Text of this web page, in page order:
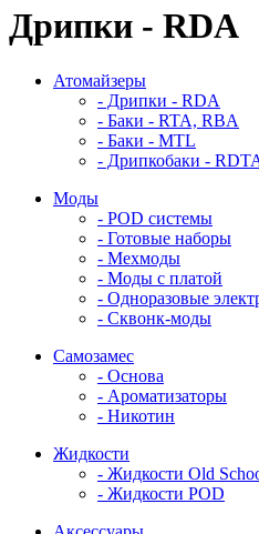
Дрипки - RDA
Атомайзеры
- Дрипки - RDA
- Баки - RTA, RBA
- Баки - MTL
- Дрипкобаки -
Моды
- POD системы
- Готовые наборы
- Мехмоды
- Моды с платой
- Одноразовые
- Сквонк-моды
Самозамес
- Основа
- Ароматизаторы
- Никотин
Жидкости
- Жидкости Old
- Жидкости POD